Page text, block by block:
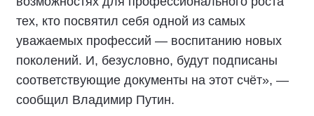
тех, кто посвятил себя одной из самых
уважаемых профессий — воспитанию новых
поколений. И, безусловно, будут подписаны
соответствующие документы на этот счёт», —
сообщил Владимир Путин.